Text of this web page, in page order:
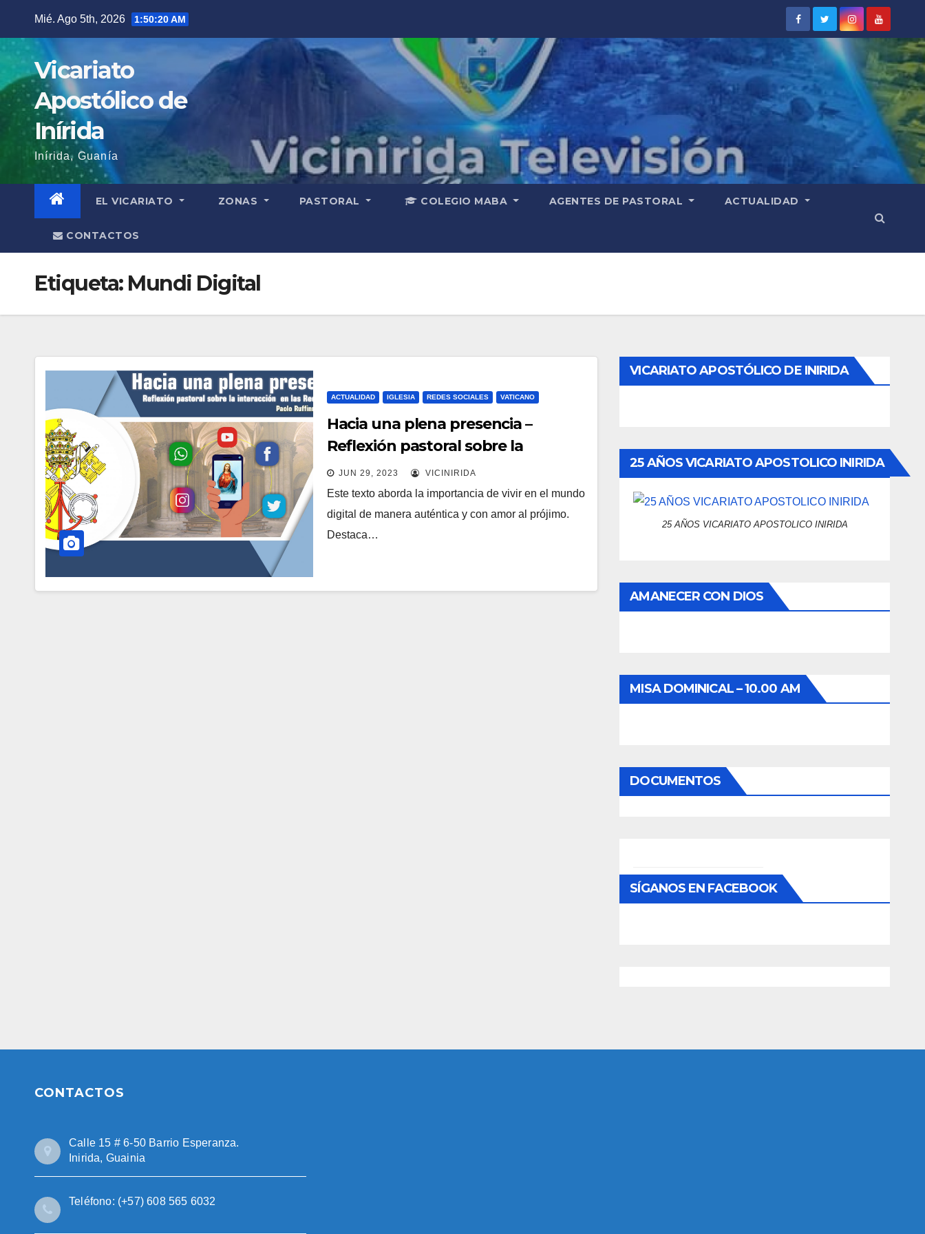
contenido
Mié. Ago 5th, 2026 1:50:21 AM
Vicariato
Apostólico de
Inírida
Inírida, Guanía
EL VICARIATO ZONAS PASTORAL COLEGIO MABA AGENTES DE PASTORAL ACTUALIDAD
CONTACTOS
Etiqueta: Mundi Digital
ACTUALIDAD IGLESIA REDES SOCIALES VATICANO
Hacia una plena presencia –
Reflexión pastoral sobre la
interacción en las Redes Sociales
JUN 29, 2023 VICINIRIDA
Este texto aborda la importancia de vivir en el mundo
digital de manera auténtica y con amor al prójimo.
Destaca…
VICARIATO APOSTÓLICO DE INIRIDA
25 AÑOS VICARIATO APOSTOLICO INIRIDA
25 AÑOS VICARIATO APOSTOLICO INIRIDA
AMANECER CON DIOS
MISA DOMINICAL – 10.00 AM
DOCUMENTOS
SÍGANOS EN FACEBOOK
CONTACTOS
Calle 15 # 6-50 Barrio Esperanza.
Inirida, Guainia
Teléfono: (+57) 608 565 6032